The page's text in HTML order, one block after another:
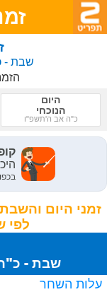
שבת - כ"ה
היום
הנוכחי
כ"ה אב ה'תשפ"ו
זמני היום
לפי
שבת - כ"ה אב
עלות השחר